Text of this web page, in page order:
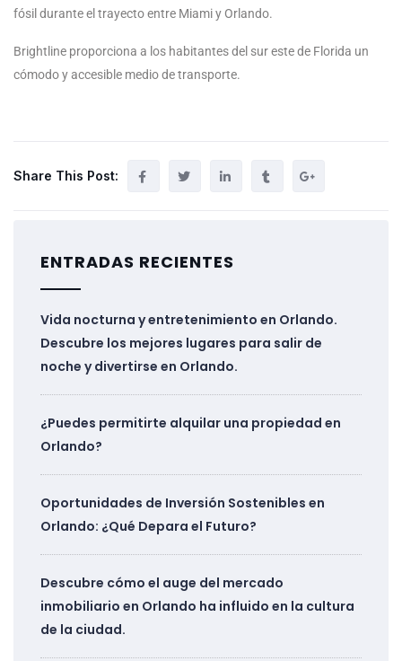
fósil durante el trayecto entre Miami y Orlando.
Brightline proporciona a los habitantes del sur este de Florida un
cómodo y accesible medio de transporte.
Share This Post:
ENTRADAS RECIENTES
Vida nocturna y entretenimiento en Orlando.
Descubre los mejores lugares para salir de
noche y divertirse en Orlando.
¿Puedes permitirte alquilar una propiedad en
Orlando?
Oportunidades de Inversión Sostenibles en
Orlando: ¿Qué Depara el Futuro?
Descubre cómo el auge del mercado
inmobiliario en Orlando ha influido en la cultura
de la ciudad.